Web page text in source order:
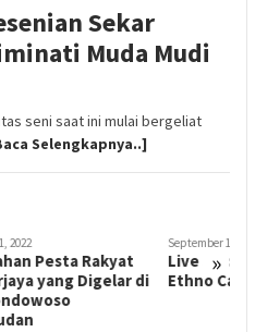
Sekar
Muda Mudi
seni saat ini mulai bergeliat
Selengkapnya..]
»
September 15, 2024
Live Streaming Magelang
Ethno Carnival 2024